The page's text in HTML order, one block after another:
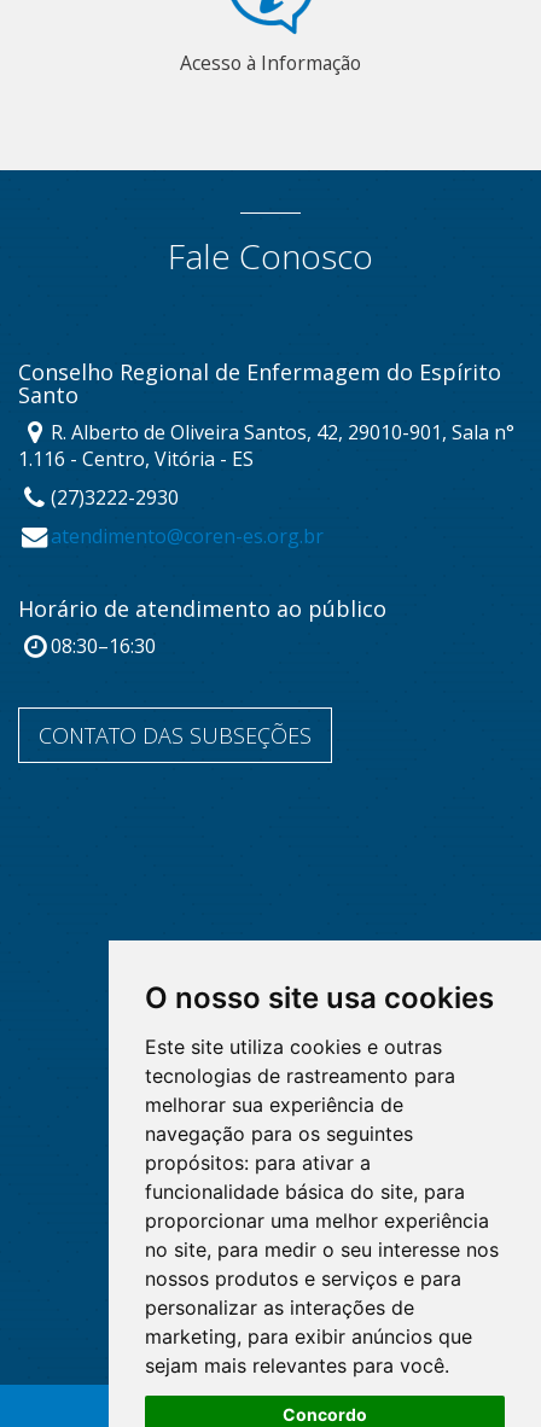
O nosso site usa cookies
Este site utiliza cookies e outras
tecnologias de rastreamento para
melhorar sua experiência de
navegação para os seguintes
propósitos: para ativar a
funcionalidade básica do site, para
proporcionar uma melhor experiência
no site, para medir o seu interesse nos
nossos produtos e serviços e para
personalizar as interações de
marketing, para exibir anúncios que
sejam mais relevantes para você.
Concordo
Acesso à Informação
Fale Conosco
Conselho Regional de Enfermagem do Espírito
Santo
R. Alberto de Oliveira Santos, 42, 29010-901, Sala n°
1.116 - Centro, Vitória - ES
(27)3222-2930
atendimento@coren-es.org.br
Horário de atendimento ao público
08:30–16:30
CONTATO DAS SUBSEÇÕES